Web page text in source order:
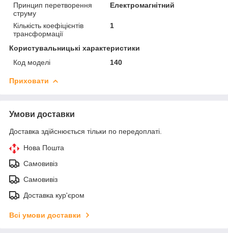
Принцип перетворення
струму
Електромагнітний
Кількість коефіцієнтів
трансформації
1
Користувальницькі характеристики
Код моделі
140
Приховати
Умови доставки
Доставка здійснюється тільки по передоплаті.
Нова Пошта
Самовивіз
Самовивіз
Доставка кур'єром
Всі умови доставки